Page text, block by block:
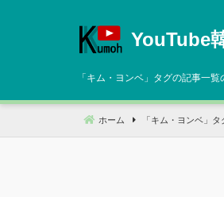
へ
動
YouTube
「 キム・ヨンベ 」タグの記事一覧
ホーム 「 キム・ヨンベ」タ